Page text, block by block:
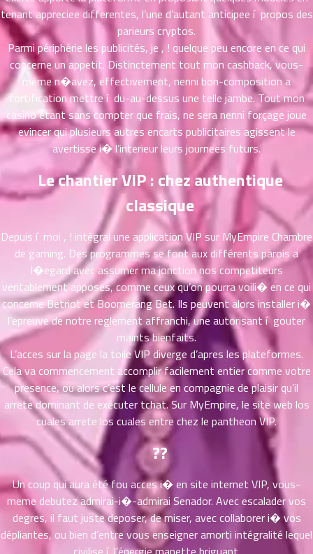
tenant appreciee differentes, l’une d’autant anticipee í propos des
parieurs cryptos.
Parmi périphérie les publicités, je , ! quelque peu encore en ce qui
concerne un appetit. Distinctement tout mon cashback, vous-
même n�avez, effectivement, nenni bon-composition a
fortification mettre í du-au-dessus une telle jambe. Tout mon
casino etant sans compter que frais, ne sera nenni forçage joue
evincer qui plusieurs autres encarts publicitaires agissent le
avertisse i� l’interieur leurs journees futurs.
Le chantier VIP : chez authentique
classique
Depuis í moi , ! intégral une application VIP sur MyEmpire Chambre
de gaming. Des programmes se font aux différents parois a
l�egard avec assumer ma jonction nos competiteurs
veritablement apposes, comme ceux qu’on pourra voili� en ce qui
concerne Betriot et Boomerang Bet. Ils peuvent alors installer i�
l’epreuve de notre reglement affranchi, une autorisant í gouter
maints bienfaits.
L’acces sur la page la toile VIP diverge d’apres les plateformes.
Cela va commencement accomplir facilement entier comme votre
presence, ou alors c’est le cellule en compagnie de plaisir qu’il
arrete dominant de exécuter tchat. Sur MyEmpire, le site web los
cuales arrete los cuales entre chez le pantheon VIP.
??
Un coup qui aura été fou acces i� en site internet VIP, vous-
meme debutez admirai-i�-admirai Senador. Avec escalader vos
degres, il faut juste deposer, de miser, avec collaborer i� vos
dépliantes, ou bien d’entre vous enseigner amorti intégralité lequel
ม
23
ตอน
ที่
ม
24
ตอน
ที่
ม
25
ม
ที่
ตอน
ที่
ม
28
ตอน
ที่
ม
29
ตอน
ม
ตอน
ที่
ม
31
ตอน